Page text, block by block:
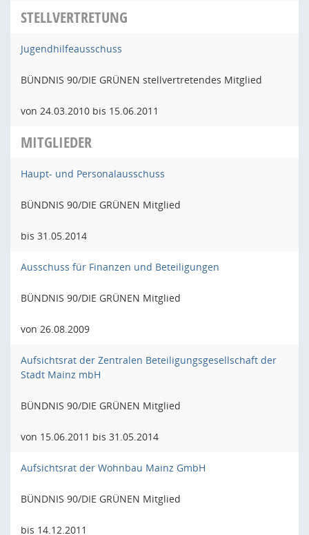
STELLVERTRETUNG
Jugendhilfeausschuss
BÜNDNIS 90/DIE GRÜNEN stellvertretendes Mitglied
von 24.03.2010 bis 15.06.2011
MITGLIEDER
Haupt- und Personalausschuss
BÜNDNIS 90/DIE GRÜNEN Mitglied
bis 31.05.2014
Ausschuss für Finanzen und Beteiligungen
BÜNDNIS 90/DIE GRÜNEN Mitglied
von 26.08.2009
Aufsichtsrat der Zentralen Beteiligungsgesellschaft der
Stadt Mainz mbH
BÜNDNIS 90/DIE GRÜNEN Mitglied
von 15.06.2011 bis 31.05.2014
Aufsichtsrat der Wohnbau Mainz GmbH
BÜNDNIS 90/DIE GRÜNEN Mitglied
bis 14.12.2011